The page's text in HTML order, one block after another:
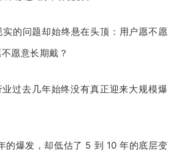
的问题却始终悬在头顶： 用户愿不愿
愿意长期戴？
业过去几年始终没有真正迎来大规模爆
的爆发，却低估了 5 到 10 年的底层变